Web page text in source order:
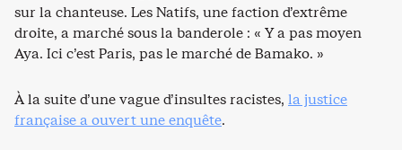
sur la chanteuse. Les Natifs, une faction d’extrême
droite, a marché sous la banderole : « Y a pas moyen
Aya. Ici c’est Paris, pas le marché de Bamako. »
À la suite d’une vague d’insultes racistes, la justice
française a ouvert une enquête.